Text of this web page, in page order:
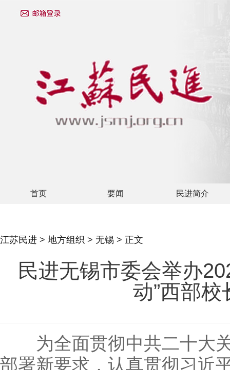
首页 要闻 民进简介
江苏民进 > 地方组织 > 无锡 > 正文
民进无锡市委会举办
动”西部校
为全面贯彻中共二十大关
部署新要求，认真贯彻习近